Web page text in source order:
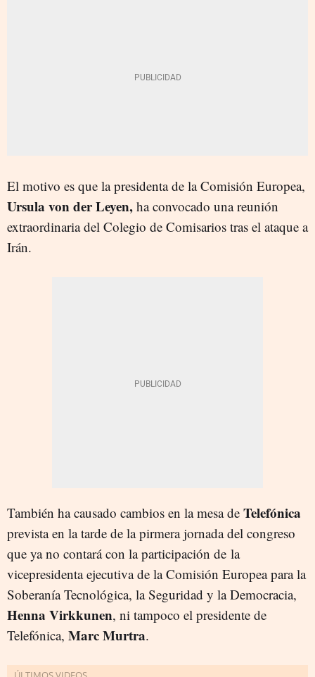
El motivo es que la presidenta de la Comisión Europea,
Ursula von der Leyen, ha convocado una reunión
extraordinaria del Colegio de Comisarios tras el ataque a
Irán.
También ha causado cambios en la mesa de Telefónica
prevista en la tarde de la pirmera jornada del congreso
que ya no contará con la participación de la
vicepresidenta ejecutiva de la Comisión Europea para la
Soberanía Tecnológica, la Seguridad y la Democracia,
Henna Virkkunen, ni tampoco el presidente de
Telefónica, Marc Murtra.